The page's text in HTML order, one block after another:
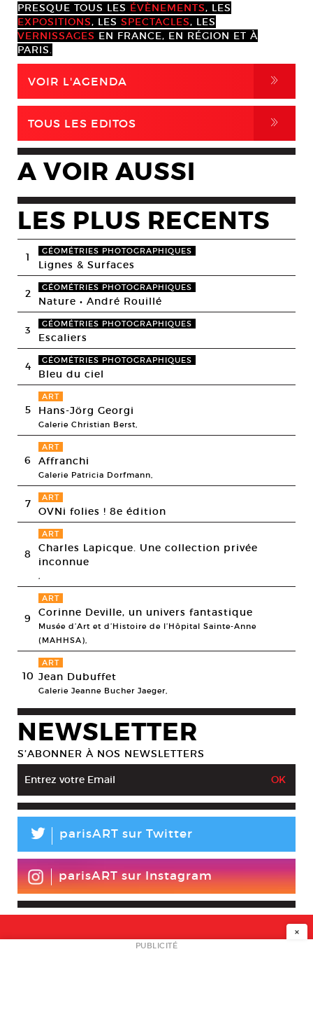
PRESQUE TOUS LES ÉVÈNEMENTS, LES
EXPOSITIONS, LES SPECTACLES, LES
VERNISSAGES EN FRANCE, EN RÉGION ET À
PARIS.
VOIR L'AGENDA ,
TOUS LES EDITOS ,
A VOIR AUSSI
LES PLUS RECENTS
1 GÉOMÉTRIES PHOTOGRAPHIQUES
Lignes & Surfaces
2 GÉOMÉTRIES PHOTOGRAPHIQUES
Nature • André Rouillé
3 GÉOMÉTRIES PHOTOGRAPHIQUES
Escaliers
4 GÉOMÉTRIES PHOTOGRAPHIQUES
Bleu du ciel
5
ART
Hans-Jörg Georgi
Galerie Christian Berst,
6
ART
Affranchi
Galerie Patricia Dorfmann,
7 ART
OVNi folies ! 8e édition
8
ART
Charles Lapicque. Une collection privée
inconnue
,
9
ART
Corinne Deville, un univers fantastique
Musée d’Art et d’Histoire de l’Hôpital Sainte-Anne
(MAHHSA),
10
ART
Jean Dubuffet
Galerie Jeanne Bucher Jaeger,
NEWSLETTER
S’ABONNER À NOS NEWSLETTERS
L parisART sur Twitter
parisART sur Instagram
NEWSLETTER
×
PUBLICITÉ